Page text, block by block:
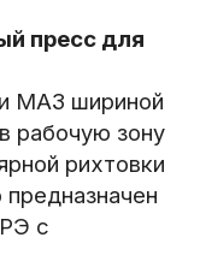
пресс для
МАЗ шириной
рабочую зону
рихтовки
с